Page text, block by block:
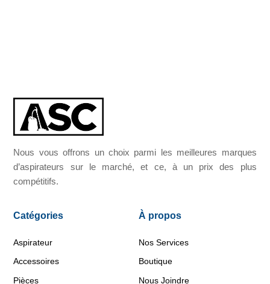
Nous vous offrons un choix parmi les meilleures marques
d’aspirateurs sur le marché, et ce, à un prix des plus
compétitifs.
Catégories
Aspirateur
Accessoires
Pièces
À propos
Nos Services
Boutique
Nous Joindre